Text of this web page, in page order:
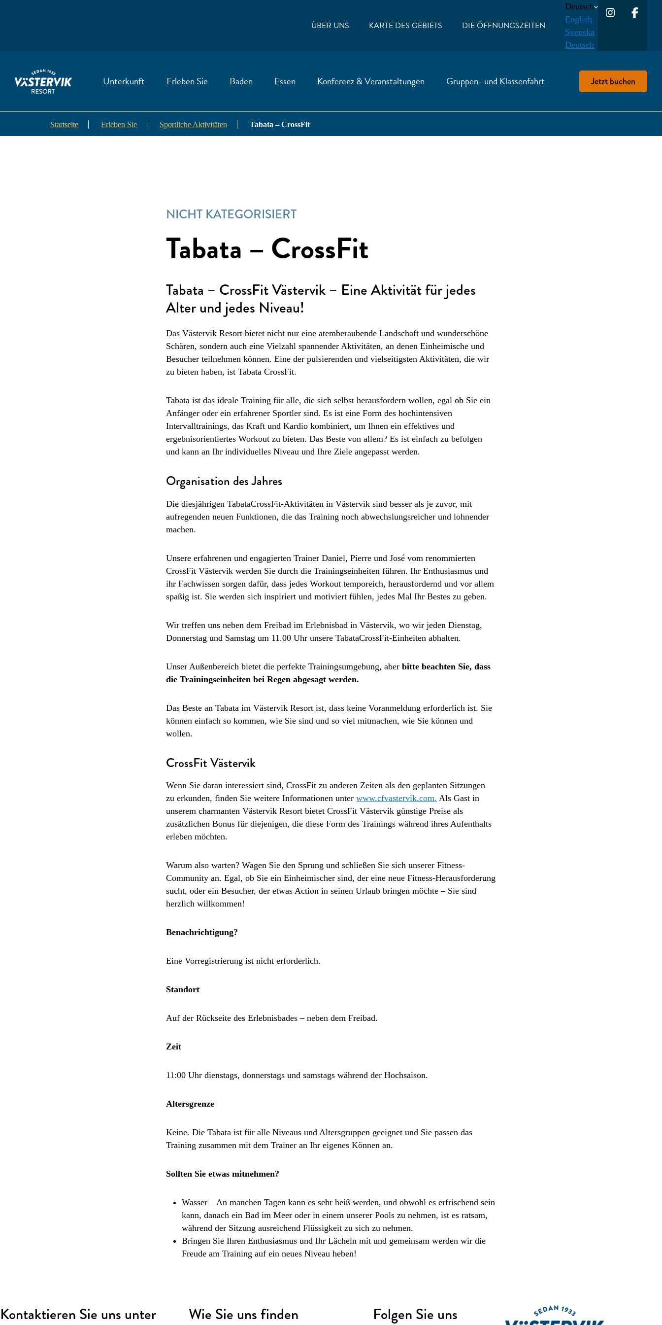
ÜBER UNS KARTE DES GEBIETS DIE ÖFFNUNGSZEITEN
Deutsch
English
Svenska
Deutsch
Unterkunft Erleben Sie Baden Essen Konferenz & Veranstaltungen Gruppen- und Klassenfahrt Jetzt buchen
Startseite Erleben Sie Sportliche Aktivitäten Tabata – CrossFit
NICHT KATEGORISIERT
Tabata – CrossFit
Tabata – CrossFit Västervik – Eine Aktivität für jedes
Alter und jedes Niveau!
Das Västervik Resort bietet nicht nur eine atemberaubende Landschaft und wunderschöne
Schären, sondern auch eine Vielzahl spannender Aktivitäten, an denen Einheimische und
Besucher teilnehmen können. Eine der pulsierenden und vielseitigsten Aktivitäten, die wir
zu bieten haben, ist Tabata CrossFit.
Tabata ist das ideale Training für alle, die sich selbst herausfordern wollen, egal ob Sie ein
Anfänger oder ein erfahrener Sportler sind. Es ist eine Form des hochintensiven
Intervalltrainings, das Kraft und Kardio kombiniert, um Ihnen ein effektives und
ergebnisorientiertes Workout zu bieten. Das Beste von allem? Es ist einfach zu befolgen
und kann an Ihr individuelles Niveau und Ihre Ziele angepasst werden.
Organisation des Jahres
Die diesjährigen TabataCrossFit-Aktivitäten in Västervik sind besser als je zuvor, mit
aufregenden neuen Funktionen, die das Training noch abwechslungsreicher und lohnender
machen.
Unsere erfahrenen und engagierten Trainer Daniel, Pierre und José vom renommierten
CrossFit Västervik werden Sie durch die Trainingseinheiten führen. Ihr Enthusiasmus und
ihr Fachwissen sorgen dafür, dass jedes Workout temporeich, herausfordernd und vor allem
spaßig ist. Sie werden sich inspiriert und motiviert fühlen, jedes Mal Ihr Bestes zu geben.
Wir treffen uns neben dem Freibad im Erlebnisbad in Västervik, wo wir jeden Dienstag,
Donnerstag und Samstag um 11.00 Uhr unsere TabataCrossFit-Einheiten abhalten.
Unser Außenbereich bietet die perfekte Trainingsumgebung, aberbitte beachten Sie, dass
die Trainingseinheiten bei Regen abgesagt werden.
Das Beste an Tabata im Västervik Resort ist, dass keine Voranmeldung erforderlich ist. Sie
können einfach so kommen, wie Sie sind und so viel mitmachen, wie Sie können und
wollen.
CrossFit Västervik
Wenn Sie daran interessiert sind, CrossFit zu anderen Zeiten als den geplanten Sitzungen
zu erkunden, finden Sie weitere Informationen unterwww.cfvastervik.com. Als Gast in
unserem charmanten Västervik Resort bietet CrossFit Västervik günstige Preise als
zusätzlichen Bonus für diejenigen, die diese Form des Trainings während ihres Aufenthalts
erleben möchten.
Warum also warten? Wagen Sie den Sprung und schließen Sie sich unserer Fitness-
Community an. Egal, ob Sie ein Einheimischer sind, der eine neue Fitness-Herausforderung
sucht, oder ein Besucher, der etwas Action in seinen Urlaub bringen möchte – Sie sind
herzlich willkommen!
Benachrichtigung?
Eine Vorregistrierung ist nicht erforderlich.
Standort
Auf der Rückseite des Erlebnisbades – neben dem Freibad.
Zeit
11:00 Uhr dienstags, donnerstags und samstags während der Hochsaison.
Altersgrenze
Keine. Die Tabata ist für alle Niveaus und Altersgruppen geeignet und Sie passen das
Training zusammen mit dem Trainer an Ihr eigenes Können an.
Sollten Sie etwas mitnehmen?
Wasser – An manchen Tagen kann es sehr heiß werden, und obwohl es erfrischend sein
kann, danach ein Bad im Meer oder in einem unserer Pools zu nehmen, ist es ratsam,
während der Sitzung ausreichend Flüssigkeit zu sich zu nehmen.
Bringen Sie Ihren Enthusiasmus und Ihr Lächeln mit und gemeinsam werden wir die
Freude am Training auf ein neues Niveau heben!
Kontaktieren Sie uns unter Wie Sie uns finden Folgen Sie uns